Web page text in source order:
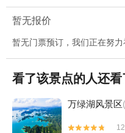
暂无报价
暂无门票预订，我们正在努力
看了该景点的人还看
万绿湖风景区

